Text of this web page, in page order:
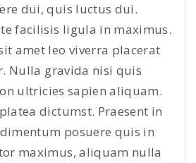
dui, quis luctus dui.
facilisis ligula in maximus.
amet leo viverra placerat
Nulla gravida nisi quis
ultricies sapien aliquam.
dictumst. Praesent in
posuere quis in
maximus, aliquam nulla